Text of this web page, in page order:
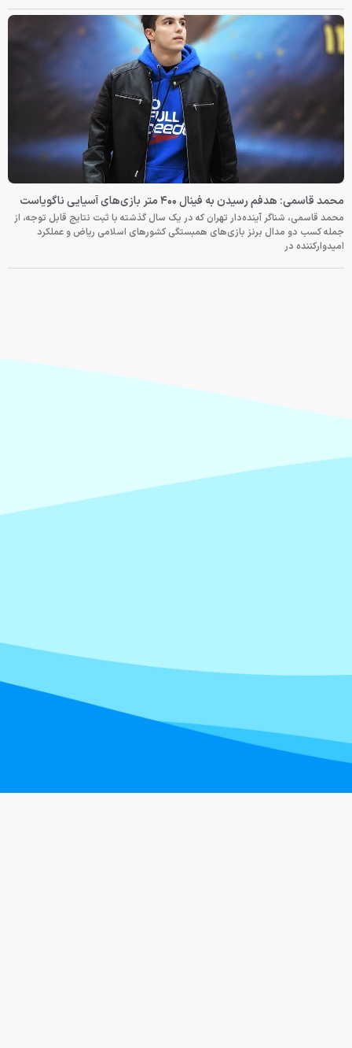
محمد قاسمی: هدفم رسیدن به فینال ۴۰۰ متر بازی‌های آسیایی ناگویاست
محمد قاسمی، شناگر آینده‌دار تهران که در یک سال گذشته با ثبت نتایج قابل توجه، از
جمله کسب دو مدال برنز بازی‌های همبستگی کشورهای اسلامی ریاض و عملکرد
امیدوارکننده در